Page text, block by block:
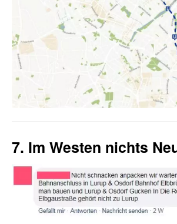
7. Im Westen nichts